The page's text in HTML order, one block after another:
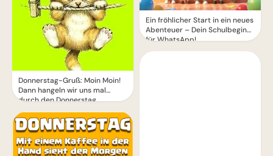
Donnerstag-Gruß: Moin Moin!
Dann hangeln wir uns mal
durch den Donnerstag
Ein fröhlicher Start in ein neues
Abenteuer – Dein Schulbeginn
für WhatsApp!